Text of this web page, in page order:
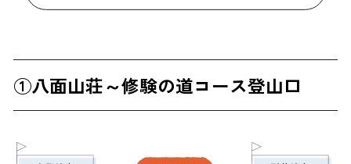
①八面山荘～修験の道コース登山口